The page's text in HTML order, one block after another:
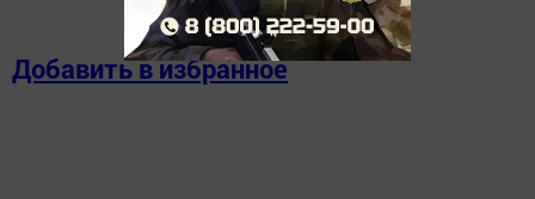
Добавить в избранное